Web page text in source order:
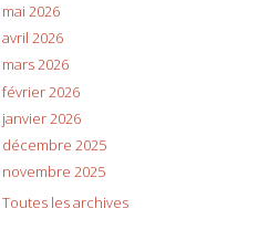
mai 2026
avril 2026
mars 2026
février 2026
janvier 2026
décembre 2025
novembre 2025
Toutes les archives